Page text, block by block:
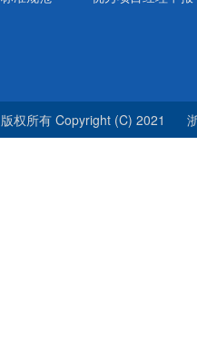
版权所有 Copyright (C) 2021